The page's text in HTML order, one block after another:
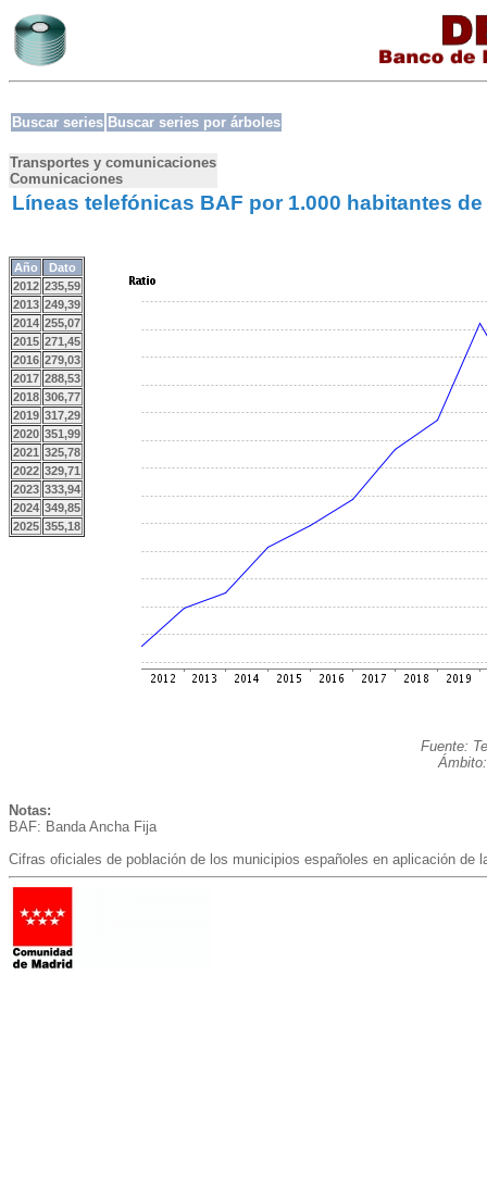
Buscar series Buscar series por árboles
Transportes y comunicaciones
Comunicaciones
Líneas telefónicas BAF por 1.000 habitantes
Año
Dato
2012 235,59
2013 249,39
2014 255,07
2015 271,45
2016 279,03
2017 288,53
2018 306,77
2019 317,29
2020 351,99
2021 325,78
2022 329,71
2023 333,94
2024 349,85
2025 355,18
Fuente:
Notas:
BAF: Banda Ancha Fija
Cifras oficiales de población de los municipios españoles en aplicación